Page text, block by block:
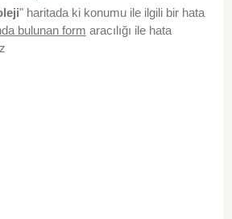
" haritada ki konumu ile ilgili bir hata
bulunan form aracılığı ile hata